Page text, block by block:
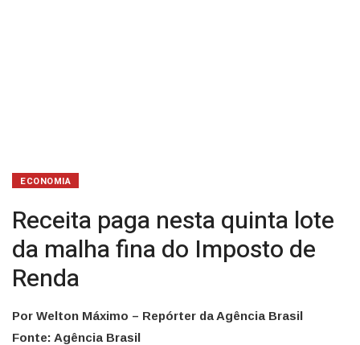
ECONOMIA
Receita paga nesta quinta lote
da malha fina do Imposto de
Renda
Por Welton Máximo – Repórter da Agência Brasil
Fonte: Agência Brasil